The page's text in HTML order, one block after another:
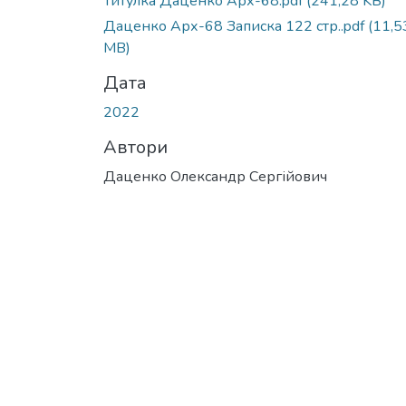
Даценко Арх-68 Записка 122 стр..pdf
MB)
Дата
2022
Автори
Даценко Олександр Сергійович